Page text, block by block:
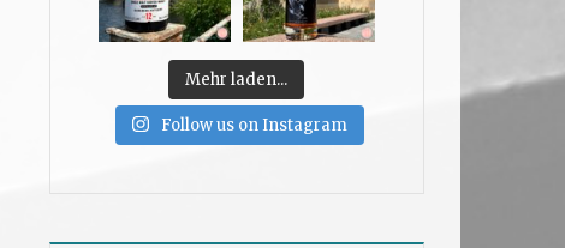
Mehr laden...
Follow us on Instagram